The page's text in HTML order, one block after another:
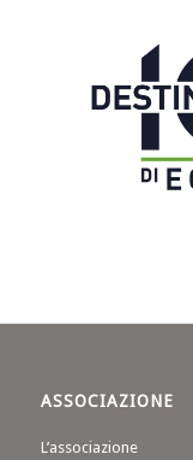
ASSOCIAZIONE
L’associazione